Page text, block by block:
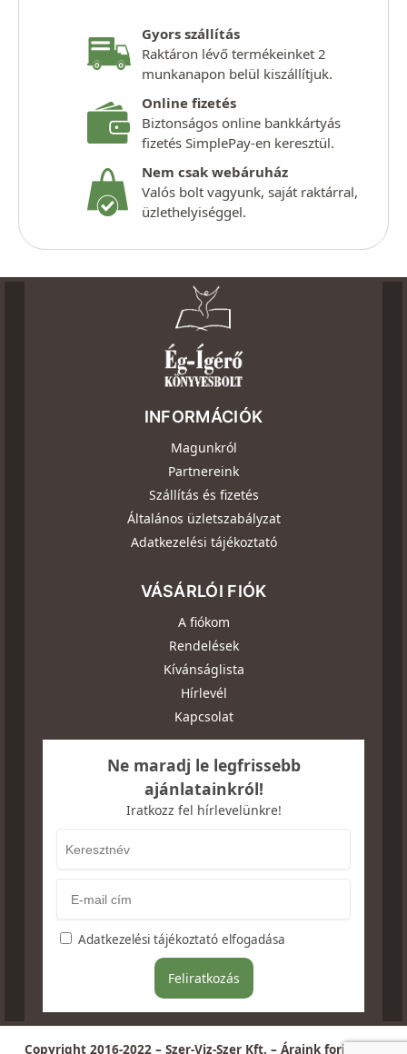
Gyors szállítás
Raktáron lévő termékeinket 2
munkanapon belül kiszállítjuk.
Online fizetés
Biztonságos online bankkártyás
fizetés SimplePay-en keresztül.
Nem csak webáruház
Valós bolt vagyunk, saját raktárral,
üzlethelyiséggel.
INFORMÁCIÓK
Magunkról
Partnereink
Szállítás és fizetés
Általános üzletszabályzat
Adatkezelési tájékoztató
VÁSÁRLÓI FIÓK
A fiókom
Rendelések
Kívánságlista
Hírlevél
Kapcsolat
Ne maradj le legfrissebb
ajánlatainkról!
Iratkozz fel hírlevelünkre!
Adatkezelési tájékoztató elfogadása
Copyright 2016-2022 – Szer-Viz-Szer Kft. – Áraink forintban